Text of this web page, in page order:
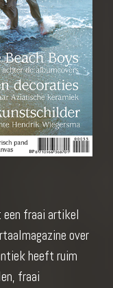
een fraai artikel
over
heeft ruim
fraai